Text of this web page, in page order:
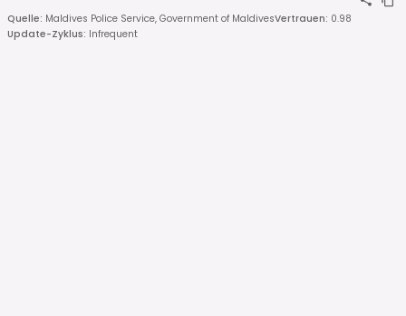
Quelle: Maldives Police Service, Government of MaldivesVertrauen: 0.98
Update-Zyklus: Infrequent